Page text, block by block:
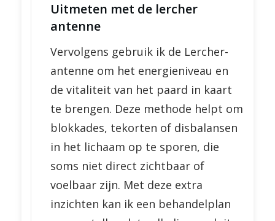
Uitmeten met de lercher
antenne
Vervolgens gebruik ik de Lercher-
antenne om het energieniveau en
de vitaliteit van het paard in kaart
te brengen. Deze methode helpt om
blokkades, tekorten of disbalansen
in het lichaam op te sporen, die
soms niet direct zichtbaar of
voelbaar zijn. Met deze extra
inzichten kan ik een behandelplan